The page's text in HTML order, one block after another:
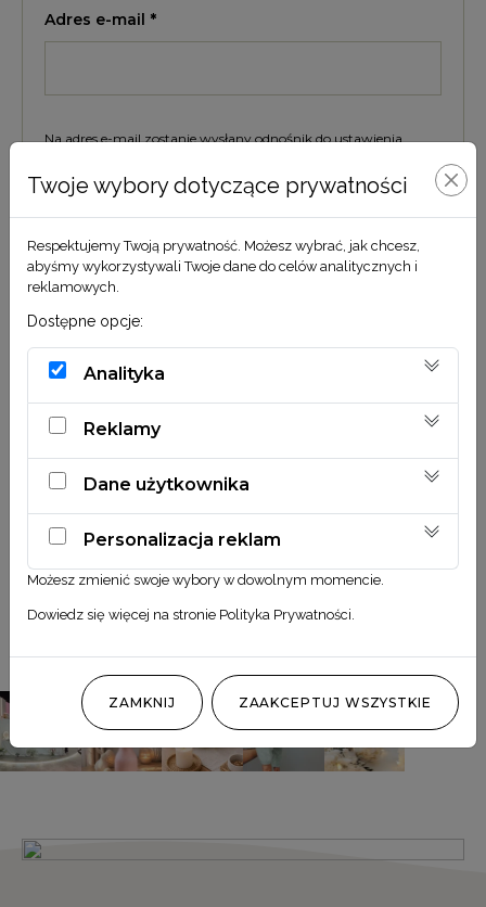
Adres e-mail *
Na adres e-mail zostanie wysłany odnośnik do ustawienia
Twoje dane osobowe zostaną użyte do obsługi twojej wizyty na
Obserwuj nas
@MILA_ODMIANA
Twoje wybory dotyczące prywatności
Respektujemy Twoją prywatność. Możesz wybrać, jak chcesz,
abyśmy wykorzystywali Twoje dane do celów analitycznych i
reklamowych.
Dostępne opcje:
Analityka
Reklamy
Dane użytkownika
Personalizacja reklam
Możesz zmienić swoje wybory w dowolnym momencie.
Dowiedz się więcej na stronie Polityka Prywatności
ZAMKNIJ ZAAKCEPTUJ WSZYSTKIE